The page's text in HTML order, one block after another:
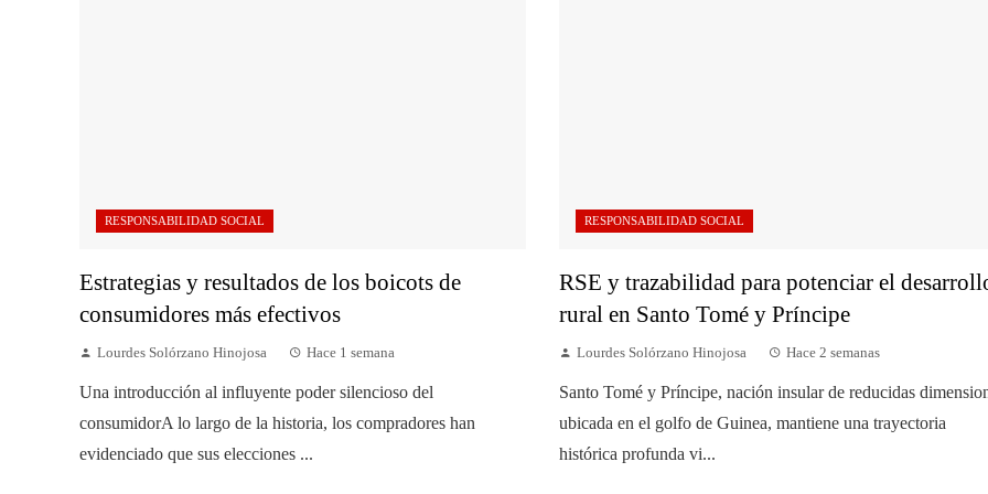
RESPONSABILIDAD SOCIAL
Estrategias y resultados de los boicots de
consumidores más efectivos
Lourdes Solórzano Hinojosa Hace 1 semana
Una introducción al influyente poder silencioso del
consumidorA lo largo de la historia, los compradores han
evidenciado que sus elecciones ...
RESPONSABILIDAD SOCIAL
RSE y trazabilidad para potenciar el
rural en Santo Tomé y Príncipe
Lourdes Solórzano Hinojosa Hace 2 semanas
Santo Tomé y Príncipe, nación insular de reducidas
ubicada en el golfo de Guinea, mantiene una trayectoria
histórica profunda vi...